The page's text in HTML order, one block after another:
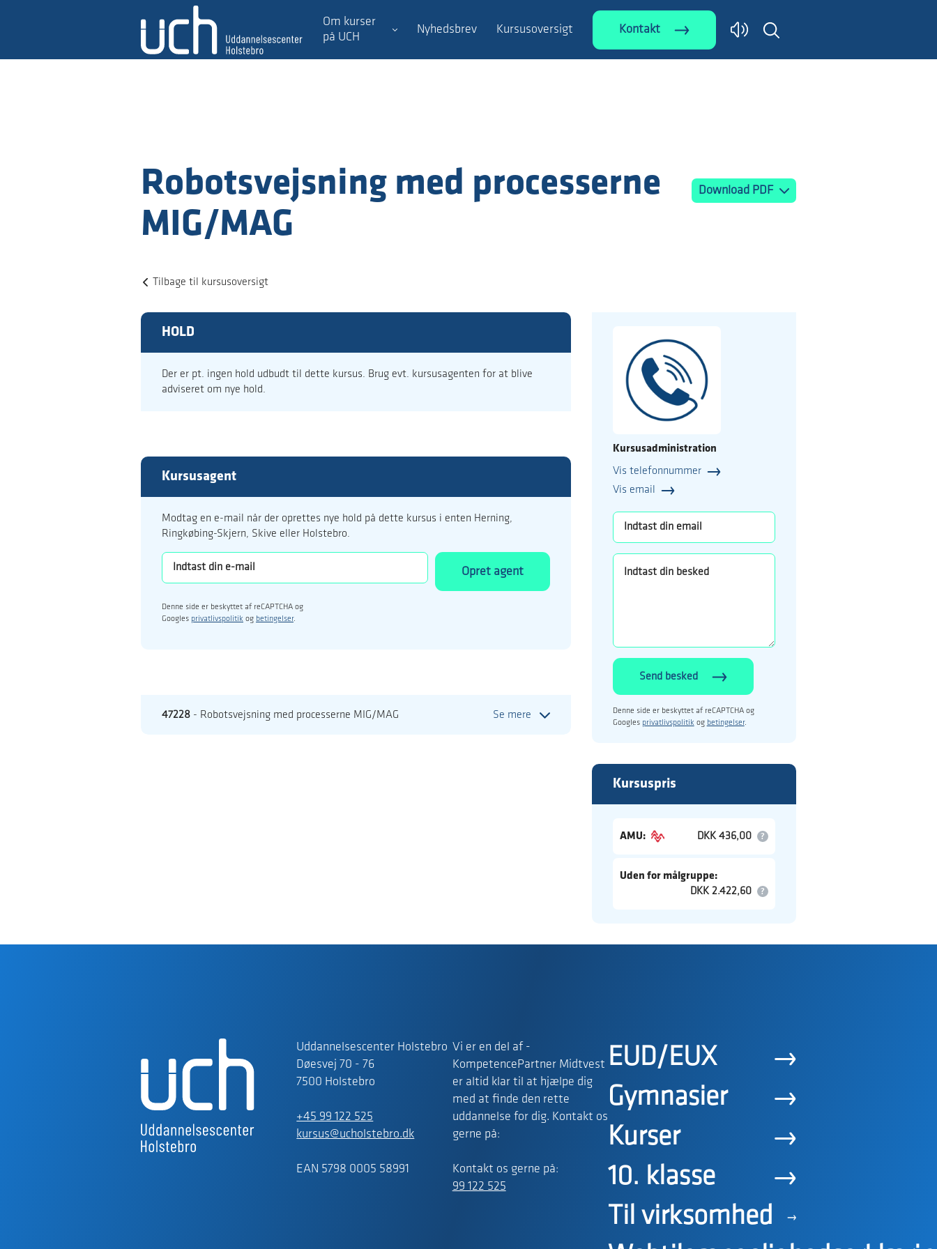
Om kurser
på UCH
Nyhedsbrev Kursusoversigt Kontakt
Robotsvejsning med processerne
MIG/MAG
Download PDF
Tilbage til kursusoversigt
HOLD
Der er pt. ingen hold udbudt til dette kursus. Brug evt. kursusagenten for at blive
adviseret om nye hold.
Kursusagent
Modtag en e-mail når der oprettes nye hold på dette kursus i enten Herning,
Ringkøbing-Skjern, Skive eller Holstebro.
Opret agent
Denne side er beskyttet af reCAPTCHA og
Googles privatlivspolitik og betingelser.
47228 - Robotsvejsning med processerne MIG/MAG Se mere
Kursusadministration
Vis telefonnummer
Vis email
Send besked
Denne side er beskyttet af reCAPTCHA og
Googles privatlivspolitik og betingelser.
Kursuspris
AMU: DKK 436,00
Uden for målgruppe:
DKK 2.422,60
Uddannelsescenter Holstebro
Døesvej 70 - 76
7500 Holstebro
+45 99 122 525
kursus@ucholstebro.dk
EAN 5798 0005 58991
Vi er en del af -
KompetencePartner Midtvest
er altid klar til at hjælpe dig
med at finde den rette
uddannelse for dig. Kontakt os
gerne på:
Kontakt os gerne på:
99 122 525
EUD/EUX
Gymnasier
Kurser
10. klasse
Til virksomhed